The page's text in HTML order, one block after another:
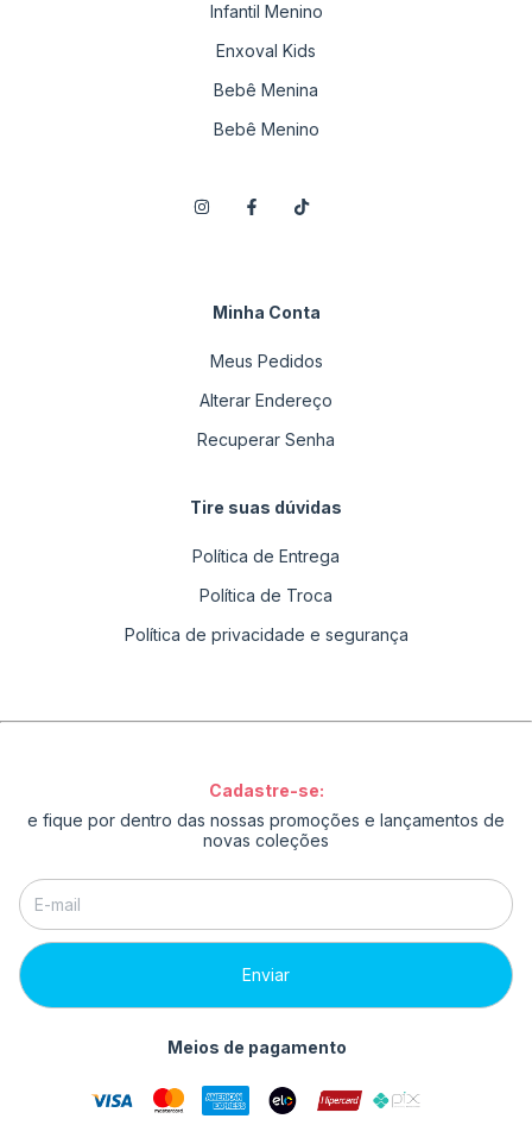
Infantil Menino
Enxoval Kids
Bebê Menina
Bebê Menino
Minha Conta
Meus Pedidos
Alterar Endereço
Recuperar Senha
Tire suas dúvidas
Política de Entrega
Política de Troca
Política de privacidade e segurança
Cadastre-se:
e fique por dentro das nossas promoções e lançamentos de
novas coleções
Meios de pagamento